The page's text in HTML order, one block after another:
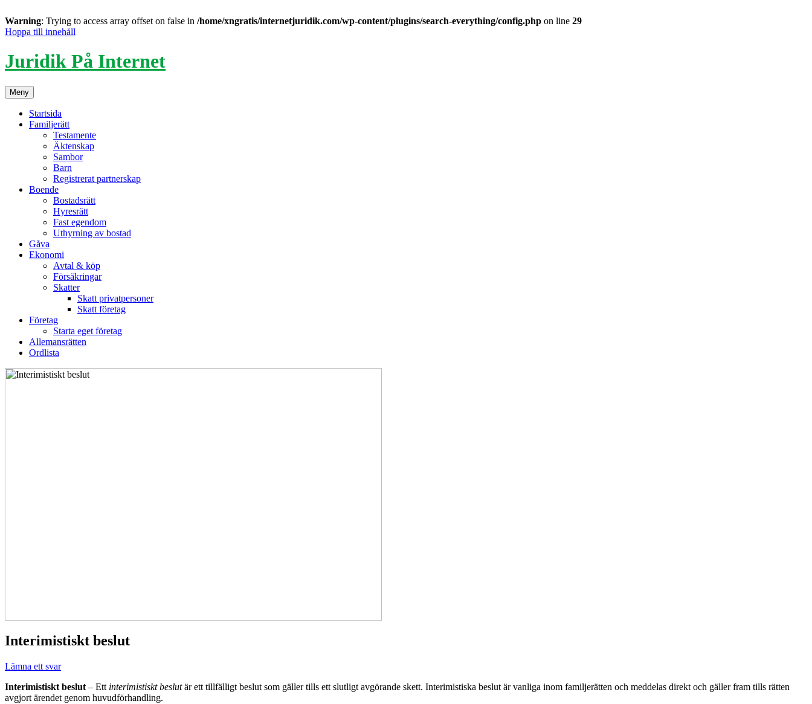
Warning: Trying to access array offset on false in /home/xngratis/internetjuridik.com/wp-content/plugins/search-everything/config.php on line 29
Hoppa till innehåll
Juridik På Internet
Meny
Startsida
Familjerätt
Testamente
Äktenskap
Sambor
Barn
Registrerat partnerskap
Boende
Bostadsrätt
Hyresrätt
Fast egendom
Uthyrning av bostad
Gåva
Ekonomi
Avtal & köp
Försäkringar
Skatter
Skatt privatpersoner
Skatt företag
Företag
Starta eget företag
Allemansrätten
Ordlista
Interimistiskt beslut
Lämna ett svar
Interimistiskt beslut – Ett interimistiskt beslutär ett tillfälligt beslut som gäller tills ett slutligt avgörande skett. Interimistiska beslut är vanliga inom familjerätten och meddelas direkt och gäller fram tills rätten
avgjort ärendet genom huvudförhandling.